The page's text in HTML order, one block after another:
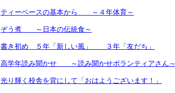
ティーベースの基本から ～４年体育～
ぞう煮 ～日本の伝統食～
書き初め ５年「新しい風」 ３年「友だち」
高学年読み聞かせ ～読み聞かせボランティアさん～
光り輝く校舎を背にして「おはようございます！」